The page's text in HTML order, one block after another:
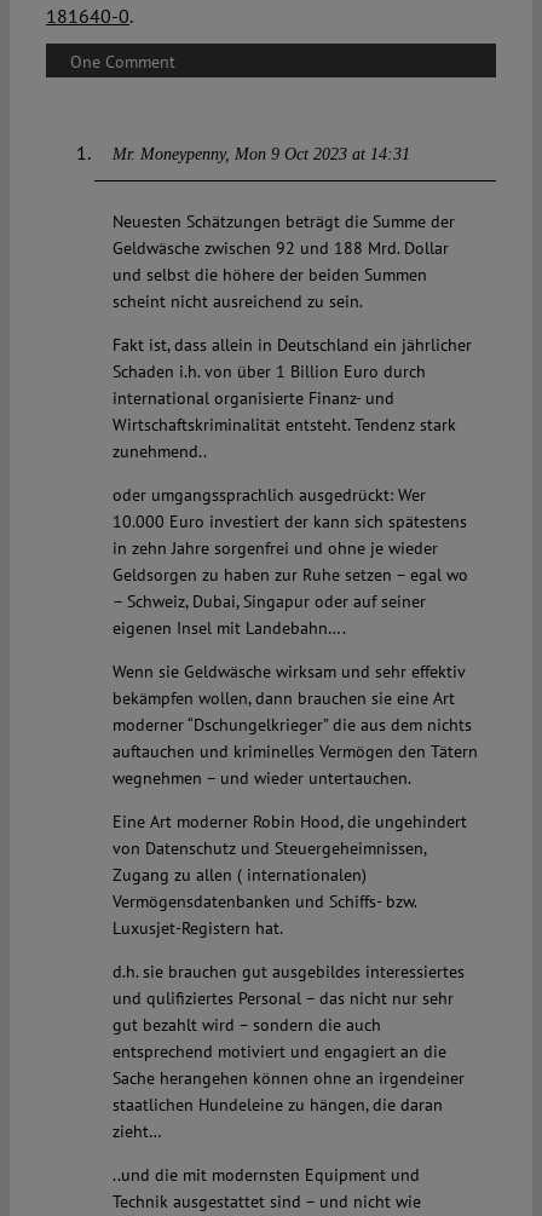
181640-0.
One Comment
Mr. Moneypenny Mon 9 Oct 2023 at 14:31
Neuesten Schätzungen beträgt die Summe der
Geldwäsche zwischen 92 und 188 Mrd. Dollar
und selbst die höhere der beiden Summen
scheint nicht ausreichend zu sein.
Fakt ist, dass allein in Deutschland ein jährlicher
Schaden i.h. von über 1 Billion Euro durch
international organisierte Finanz- und
Wirtschaftskriminalität entsteht. Tendenz stark
zunehmend..
oder umgangssprachlich ausgedrückt: Wer
10.000 Euro investiert der kann sich spätestens
in zehn Jahre sorgenfrei und ohne je wieder
Geldsorgen zu haben zur Ruhe setzen – egal wo
– Schweiz, Dubai, Singapur oder auf seiner
eigenen Insel mit Landebahn….
Wenn sie Geldwäsche wirksam und sehr effektiv
bekämpfen wollen, dann brauchen sie eine Art
moderner “Dschungelkrieger” die aus dem nichts
auftauchen und kriminelles Vermögen den Tätern
wegnehmen – und wieder untertauchen.
Eine Art moderner Robin Hood, die ungehindert
von Datenschutz und Steuergeheimnissen,
Zugang zu allen ( internationalen)
Vermögensdatenbanken und Schiffs- bzw.
Luxusjet-Registern hat.
d.h. sie brauchen gut ausgebildes interessiertes
und qulifiziertes Personal – das nicht nur sehr
gut bezahlt wird – sondern die auch
entsprechend motiviert und engagiert an die
Sache herangehen können ohne an irgendeiner
staatlichen Hundeleine zu hängen, die daran
zieht…
..und die mit modernsten Equipment und
Technik ausgestattet sind – und nicht wie